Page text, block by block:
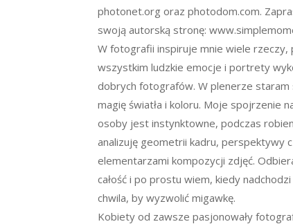
photonet.org oraz photodom.com.
swoją autorską stronę:
W fotografii inspiruje mnie wiele rzeczy,
wszystkim ludzkie emocje i portrety
dobrych fotografów. W plenerze staram
magię światła i koloru. Moje spojrzenie
osoby jest instynktowne, podczas
analizuję geometrii kadru, perspektywy
elementarzami kompozycji zdjęć.
całość i po prostu wiem, kiedy
chwila, by wyzwolić migawkę.
Kobiety od zawsze pasjonowały